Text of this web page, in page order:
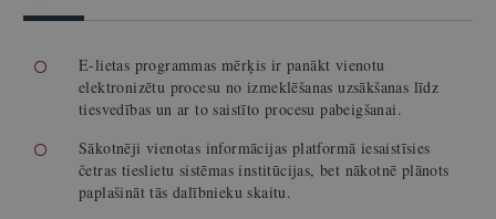
E-lietas programmas mērķis ir panākt vienotu
elektronizētu procesu no izmeklēšanas uzsākšanas līdz
tiesvedības un ar to saistīto procesu pabeigšanai.
Sākotnēji vienotas informācijas platformā iesaistīsies
četras tieslietu sistēmas institūcijas, bet nākotnē plānots
paplašināt tās dalībnieku skaitu.